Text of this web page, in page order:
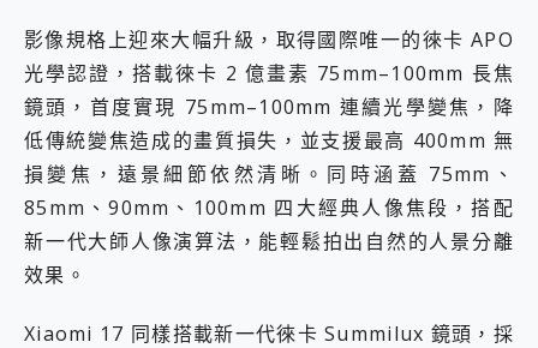
影像規格上迎來大幅升級，取得國際唯一的徠卡 APO
光學認證，搭載徠卡 2 億畫素 75mm–100mm 長焦
鏡頭，首度實現 75mm–100mm 連續光學變焦，降
低傳統變焦造成的畫質損失，並支援最高 400mm 無
損變焦，遠景細節依然清晰。同時涵蓋 75mm、
85mm、90mm、100mm 四大經典人像焦段，搭配
新一代大師人像演算法，能輕鬆拍出自然的人景分離
效果。
Xiaomi 17 同樣搭載新一代徠卡 Summilux 鏡頭，採